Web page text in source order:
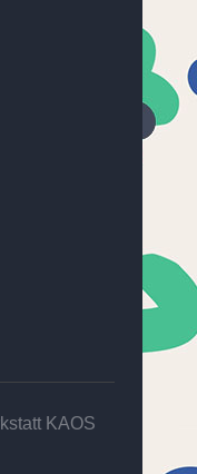
KAOS